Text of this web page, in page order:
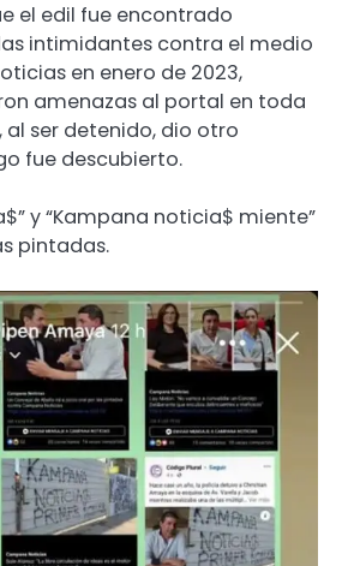
el edil fue encontrado
intimidantes contra el medio
en enero de 2023,
amenazas al portal en toda
al ser detenido, dio otro
fue descubierto.
y “Kampana noticia$ miente”
pintadas.